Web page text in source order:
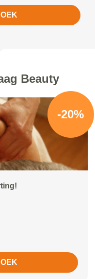
Beauty
-20%